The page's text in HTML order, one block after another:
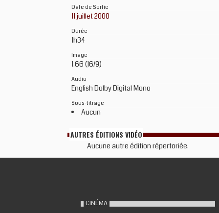
Date de Sortie
11 juillet 2000
Durée
1h34
Image
1.66 (16/9)
Audio
English Dolby Digital Mono
Sous-titrage
Aucun
AUTRES ÉDITIONS VIDÉO
Aucune autre édition répertoriée.
CINÉMA